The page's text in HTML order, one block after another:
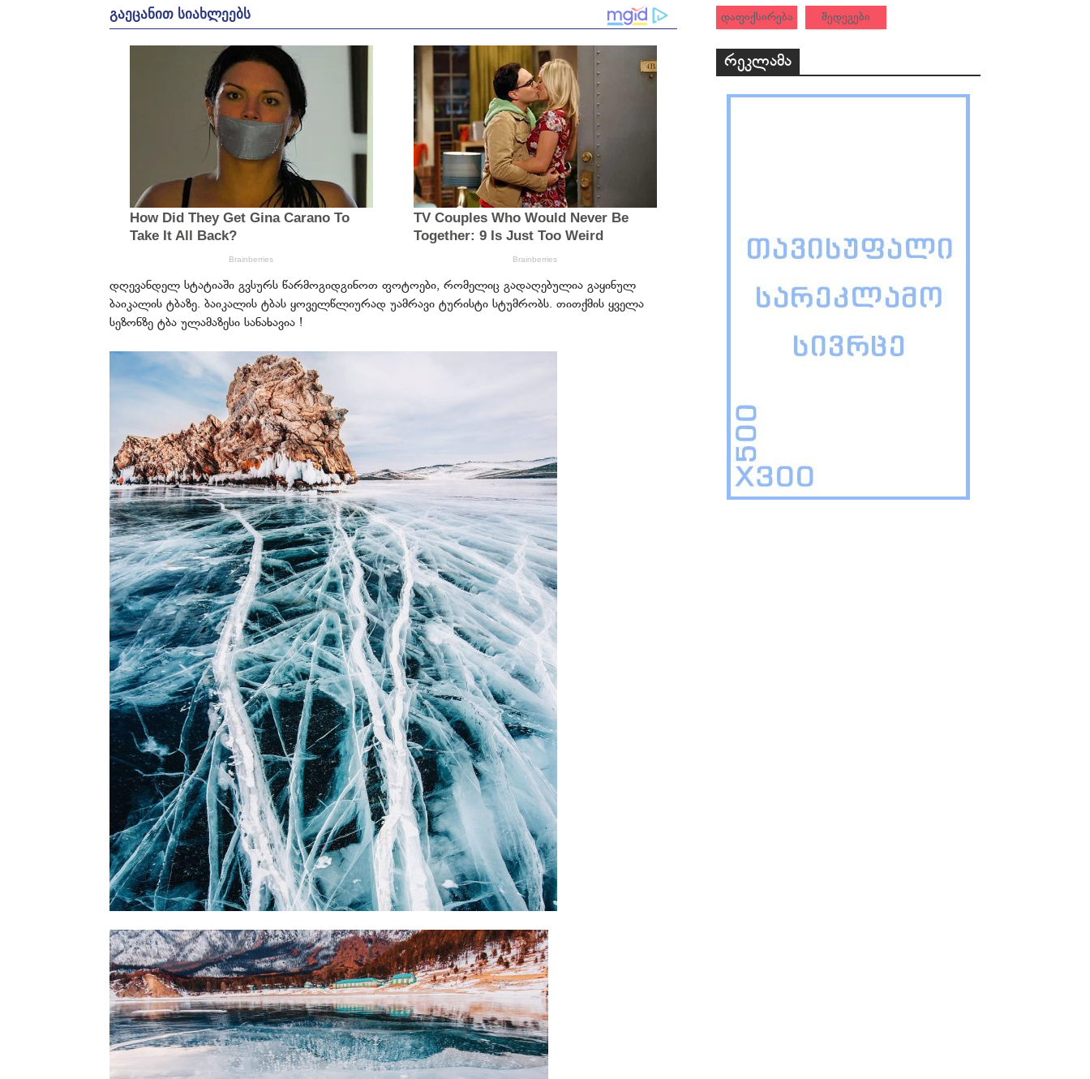
დღევანდელ სტატიაში გვსურს წარმოგიდგინოთ ფოტოები, რომელიც გადაღებულია გაყინულ
ბაიკალის ტბაზე. ბაიკალის ტბას ყოველწლიურად უამრავი ტურისტი სტუმრობს. თითქმის ყველა
სეზონზე ტბა ულამაზესი სანახავია !
დაფიქსირება
შედეგები
რეკლამა